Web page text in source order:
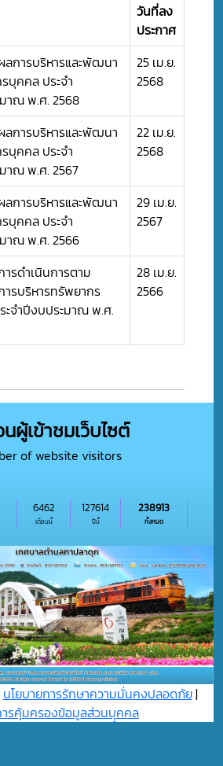
วันที่ลง
ประกาศ
ลการบริหารและพัฒนา
บุคคล ประจำ
าณ พ.ศ. 2568
25 เม.ย.
2568
ลการบริหารและพัฒนา
บุคคล ประจำ
าณ พ.ศ. 2567
22 เม.ย.
2568
ลการบริหารและพัฒนา
บุคคล ประจำ
าณ พ.ศ. 2566
29 เม.ย.
2567
ารดำเนินการตาม
ารบริหารทรัพยากร
ะจำปีงบประมาณ พ.ศ.
28 เม.ย.
2566
ผู้เข้าชมเว็บไซต์
of website visitors
เดือนนี้
6462
ปีนี้
127614
ทั้งหมด
238913
นโยบายการรักษาความมั่นคงปลอดภัย|
ารคุ้มครองข้อมูลส่วนบุุคคล